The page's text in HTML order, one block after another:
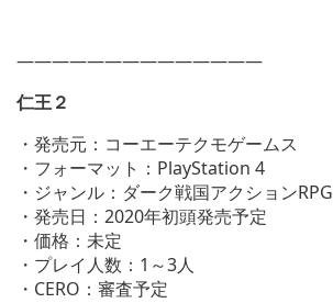
——————————————
仁王２
・発売元：コーエーテクモゲームス
・フォーマット：PlayStation 4
・ジャンル：ダーク戦国アクションRPG
・発売日：2020年初頭発売予定
・価格：未定
・プレイ人数：1～3人
・CERO：審査予定